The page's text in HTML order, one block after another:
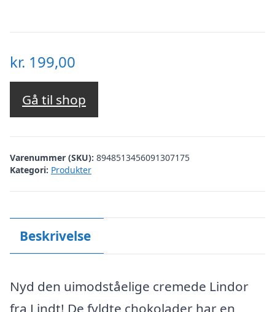
kr. 199,00
Gå til shop
Varenummer (SKU): 8948513456091307175
Kategori: Produkter
Beskrivelse
Nyd den uimodståelige cremede Lindor
fra Lindt! De fyldte chokolader har en